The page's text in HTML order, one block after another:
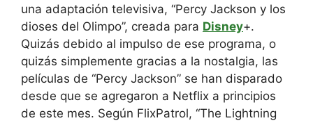
una adaptación televisiva, “Percy Jackson y los
dioses del Olimpo”, creada para Disney+.
Quizás debido al impulso de ese programa, o
quizás simplemente gracias a la nostalgia, las
películas de “Percy Jackson” se han disparado
desde que se agregaron a Netflix a principios
de este mes. Según FlixPatrol, “The Lightning